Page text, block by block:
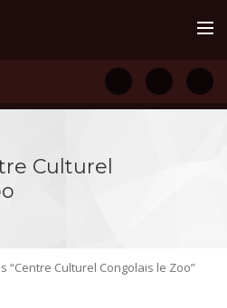
Culturel
“Centre Culturel Congolais le Zoo”